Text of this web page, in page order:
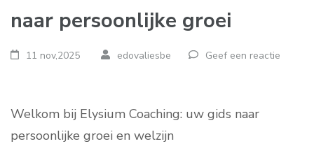
naar persoonlijke groei
11 nov,2025 edovaliesbe Geef een reactie
Welkom bij Elysium Coaching: uw gids naar
persoonlijke groei en welzijn